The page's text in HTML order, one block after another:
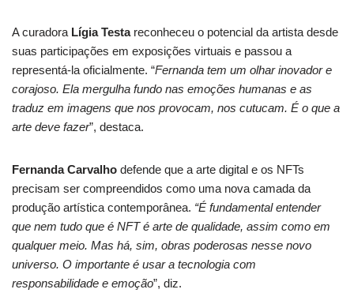
A curadora Lígia Testareconheceu o potencial da artista desde
suas participações em exposições virtuais e passou a
representá-la oficialmente. “Fernanda tem um olhar inovador e
corajoso. Ela mergulha fundo nas emoções humanas e as
traduz em imagens que nos provocam, nos cutucam. É o que a
arte deve fazer”, destaca.
Fernanda Carvalho defende que a arte digital e os NFTs
precisam ser compreendidos como uma nova camada da
produção artística contemporânea. “É fundamental entender
que nem tudo que é NFT é arte de qualidade, assim como em
qualquer meio. Mas há, sim, obras poderosas nesse novo
universo. O importante é usar a tecnologia com
responsabilidade e emoção”, diz.